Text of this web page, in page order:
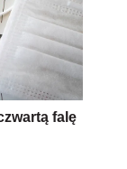
falę